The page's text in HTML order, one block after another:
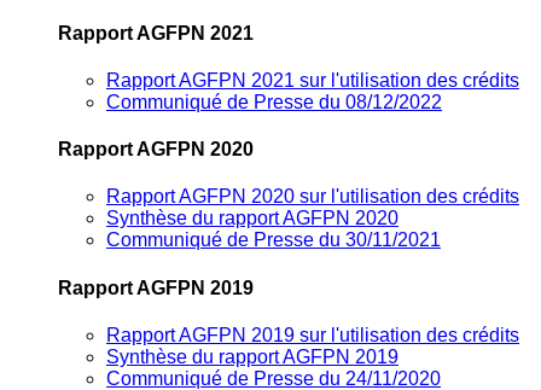
Rapport AGFPN 2021
Rapport AGFPN 2021 sur l'utilisation des crédits
Communiqué de Presse du 08/12/2022
Rapport AGFPN 2020
Rapport AGFPN 2020 sur l'utilisation des crédits
Synthèse du rapport AGFPN 2020
Communiqué de Presse du 30/11/2021
Rapport AGFPN 2019
Rapport AGFPN 2019 sur l'utilisation des crédits
Synthèse du rapport AGFPN 2019
Communiqué de Presse du 24/11/2020